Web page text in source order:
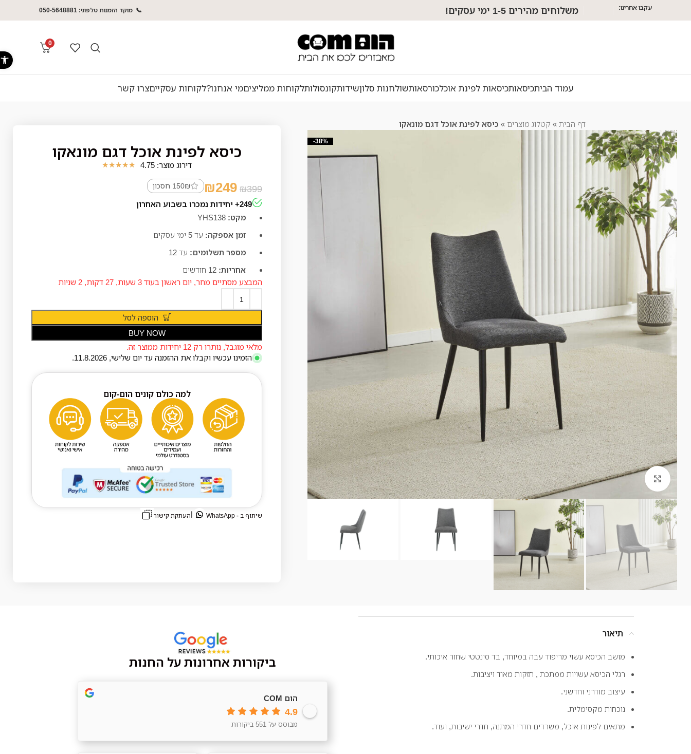
פתח
עקבו אחרינו: משלוחים מהירים 1-5 ימי עסקים! 📞 מוקד הזמנות טלפוני: 050-5648881
0
עמוד הביתכיסאותכיסאות לפינת אוכלכורסאותשולחנות סלוןשידותקונסולותלקוחות ממליציםמי אנחנו?לקוחות עסקייםצרו קשר
דף הבית » קטלוג מוצרים » כיסא לפינת אוכל דגם מונאקו
-38%
קליק לזום
כיסא לפינת אוכל דגם מונאקו
דירוג מוצר: 4.75 ★
★
★
★
★
₪399
₪249 150₪ חסכון
249+ יחידות נמכרו בשבוע האחרון
מקט: YHS138
זמן אספקה: עד 5
ימי עסקים
מספר תשלומים: עד 12
אחריות: 12 חודשים
המבצע מסתיים מחר, יום ראשוןבעוד 3 שעות, 27 דקות, 1 שניות
הוספה לסל
BUY NOW
מלאי מוגבל, נותרו רק 12 יחידות ממוצר זה.
הזמינו עכשיו וקבלו את ההזמנה עד יום שלישי,
11.8.2026
.
למה כולם קונים הום-קום
שיתוף ב - WhatsApp |העתקת קישור
תיאור
מושב הכיסא עשוי מריפוד עבה במיוחד, בד סינטטי שחור איכותי.
רגלי הכיסא עשויות ממתכת , חזקות מאוד ויציבות.
עיצוב מודרני וחדשני.
נוכחות מקסימלית.
מתאים לפינות אוכל, משרדים חדרי המתנה, חדרי ישיבות, ועוד.
ביקורות אחרונות על החנות
הום COM
4.9
מבוסס על 551 ביקורות